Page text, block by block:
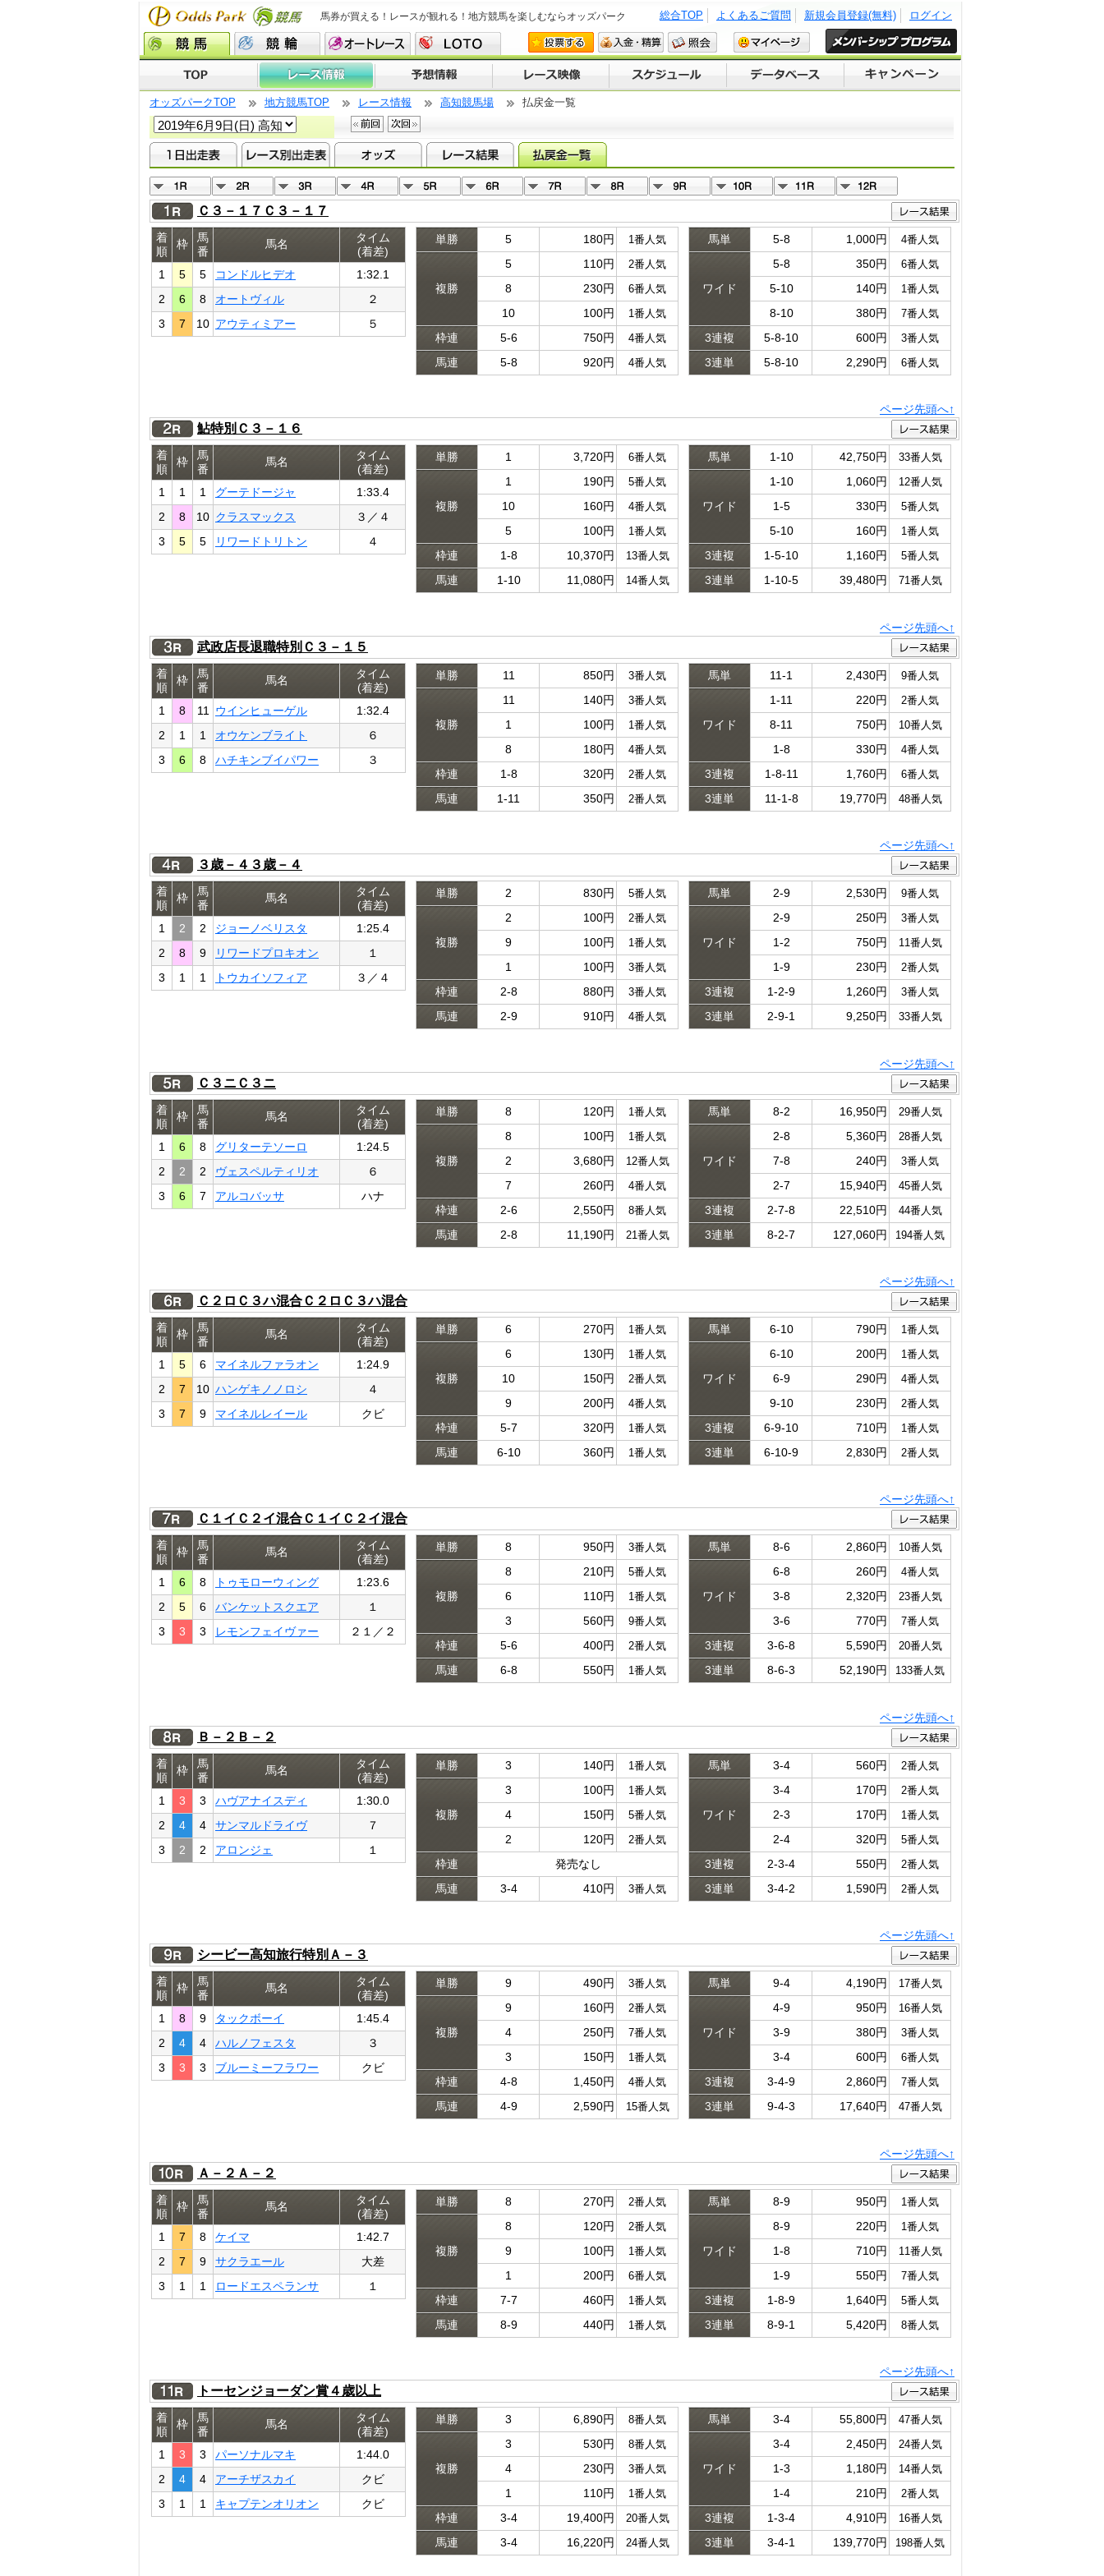
馬券が買える！レースが観れる！地方競馬を楽しむならオッズパーク ログイン
新規会員登録(無料)
よくあるご質問
総合TOP
オッズパークTOP 地方競馬TOP レース情報 高知競馬場 払戻金一覧
Ｃ３－１７Ｃ３－１７
着
順
枠
馬
番
馬名
タイム
(着差)
1
5 5 コンドルヒデオ
1:32.1
2
6 8 オートヴィル
２
3
7 10 アウティミアー ５
単勝 5 180円 1番人気
複勝
5 110円 2番人気
8 230円 6番人気
10 100円 1番人気
枠連 5-6 750円 4番人気
馬連 5-8 920円 4番人気
馬単 5-8 1,000円 4番人気
ワイド
5-8 350円 6番人気
5-10 140円 1番人気
8-10 380円 7番人気
3連複 5-8-10 600円 3番人気
3連単 5-8-10 2,290円 6番人気
ページ先頭へ↑
鮎特別Ｃ３－１６
着
順
枠
馬
番
馬名
タイム
(着差)
1
1 1 グーテドージャ
1:33.4
2
8 10 クラスマックス
３／４
3
5 5 リワードトリトン ４
単勝 1 3,720円 6番人気
複勝
1 190円 5番人気
10 160円 4番人気
5 100円 1番人気
枠連 1-8 10,370円 13番人気
馬連 1-10 11,080円 14番人気
馬単 1-10 42,750円 33番人気
ワイド
1-10 1,060円 12番人気
1-5 330円 5番人気
5-10 160円 1番人気
3連複 1-5-10 1,160円 5番人気
3連単 1-10-5 39,480円 71番人気
ページ先頭へ↑
武政店長退職特別Ｃ３－１５
着
順
枠
馬
番
馬名
タイム
(着差)
1
8 11 ウインヒューゲル
1:32.4
2
1 1 オウケンブライト
６
3
6 8 ハチキンブイパワー ３
単勝 11 850円 3番人気
複勝
11 140円 3番人気
1 100円 1番人気
8 180円 4番人気
枠連 1-8 320円 2番人気
馬連 1-11 350円 2番人気
馬単 11-1 2,430円 9番人気
ワイド
1-11 220円 2番人気
8-11 750円 10番人気
1-8 330円 4番人気
3連複 1-8-11 1,760円 6番人気
3連単 11-1-8 19,770円 48番人気
ページ先頭へ↑
３歳－４３歳－４
着
順
枠
馬
番
馬名
タイム
(着差)
1
2 2 ジョーノベリスタ
1:25.4
2
8 9 リワードプロキオン
１
3
1 1 トウカイソフィア ３／４
単勝 2 830円 5番人気
複勝
2 100円 2番人気
9 100円 1番人気
1 100円 3番人気
枠連 2-8 880円 3番人気
馬連 2-9 910円 4番人気
馬単 2-9 2,530円 9番人気
ワイド
2-9 250円 3番人気
1-2 750円 11番人気
1-9 230円 2番人気
3連複 1-2-9 1,260円 3番人気
3連単 2-9-1 9,250円 33番人気
ページ先頭へ↑
Ｃ３ニＣ３ニ
着
順
枠
馬
番
馬名
タイム
(着差)
1
6 8 グリターテソーロ
1:24.5
2
2 2 ヴェスペルティリオ
６
3
6 7 アルコバッサ ハナ
単勝 8 120円 1番人気
複勝
8 100円 1番人気
2 3,680円 12番人気
7 260円 4番人気
枠連 2-6 2,550円 8番人気
馬連 2-8 11,190円 21番人気
馬単 8-2 16,950円 29番人気
ワイド
2-8 5,360円 28番人気
7-8 240円 3番人気
2-7 15,940円 45番人気
3連複 2-7-8 22,510円 44番人気
3連単 8-2-7 127,060円 194番人気
ページ先頭へ↑
Ｃ２ロＣ３ハ混合Ｃ２ロＣ３ハ混合
着
順
枠
馬
番
馬名
タイム
(着差)
1
5 6 マイネルファラオン
1:24.9
2
7 10 ハンゲキノノロシ
４
3
7 9 マイネルレイール クビ
単勝 6 270円 1番人気
複勝
6 130円 1番人気
10 150円 2番人気
9 200円 4番人気
枠連 5-7 320円 1番人気
馬連 6-10 360円 1番人気
馬単 6-10 790円 1番人気
ワイド
6-10 200円 1番人気
6-9 290円 4番人気
9-10 230円 2番人気
3連複 6-9-10 710円 1番人気
3連単 6-10-9 2,830円 2番人気
ページ先頭へ↑
Ｃ１イＣ２イ混合Ｃ１イＣ２イ混合
着
順
枠
馬
番
馬名
タイム
(着差)
1
6 8 トゥモローウィング
1:23.6
2
5 6 バンケットスクエア
１
3
3 3 レモンフェイヴァー ２１／２
単勝 8 950円 3番人気
複勝
8 210円 5番人気
6 110円 1番人気
3 560円 9番人気
枠連 5-6 400円 2番人気
馬連 6-8 550円 1番人気
馬単 8-6 2,860円 10番人気
ワイド
6-8 260円 4番人気
3-8 2,320円 23番人気
3-6 770円 7番人気
3連複 3-6-8 5,590円 20番人気
3連単 8-6-3 52,190円 133番人気
ページ先頭へ↑
Ｂ－２Ｂ－２
着
順
枠
馬
番
馬名
タイム
(着差)
1
3 3 ハヴアナイスディ
1:30.0
2
4 4 サンマルドライヴ
７
3
2 2 アロンジェ １
単勝 3 140円 1番人気
複勝
3 100円 1番人気
4 150円 5番人気
2 120円 2番人気
枠連
発売なし
馬連
3-4 410円 3番人気
馬単 3-4 560円 2番人気
ワイド
3-4 170円 2番人気
2-3 170円 1番人気
2-4 320円 5番人気
3連複 2-3-4 550円 2番人気
3連単 3-4-2 1,590円 2番人気
ページ先頭へ↑
シービー高知旅行特別Ａ－３
着
順
枠
馬
番
馬名
タイム
(着差)
1
8 9 タックボーイ
1:45.4
2
4 4 ハルノフェスタ
３
3
3 3 ブルーミーフラワー クビ
単勝 9 490円 3番人気
複勝
9 160円 2番人気
4 250円 7番人気
3 150円 1番人気
枠連 4-8 1,450円 4番人気
馬連 4-9 2,590円 15番人気
馬単 9-4 4,190円 17番人気
ワイド
4-9 950円 16番人気
3-9 380円 3番人気
3-4 600円 6番人気
3連複 3-4-9 2,860円 7番人気
3連単 9-4-3 17,640円 47番人気
ページ先頭へ↑
Ａ－２Ａ－２
着
順
枠
馬
番
馬名
タイム
(着差)
1
7 8 ケイマ
1:42.7
2
7 9 サクラエール
大差
3
1 1 ロードエスペランサ １
単勝 8 270円 2番人気
複勝
8 120円 2番人気
9 100円 1番人気
1 200円 6番人気
枠連 7-7 460円 1番人気
馬連 8-9 440円 1番人気
馬単 8-9 950円 1番人気
ワイド
8-9 220円 1番人気
1-8 710円 11番人気
1-9 550円 7番人気
3連複 1-8-9 1,640円 5番人気
3連単 8-9-1 5,420円 8番人気
ページ先頭へ↑
トーセンジョーダン賞４歳以上
着
順
枠
馬
番
馬名
タイム
(着差)
1
3 3 パーソナルマキ
1:44.0
2
4 4 アーチザスカイ
クビ
3
1 1 キャプテンオリオン クビ
単勝 3 6,890円 8番人気
複勝
3 530円 8番人気
4 230円 3番人気
1 110円 1番人気
枠連 3-4 19,400円 20番人気
馬連 3-4 16,220円 24番人気
馬単 3-4 55,800円 47番人気
ワイド
3-4 2,450円 24番人気
1-3 1,180円 14番人気
1-4 210円 2番人気
3連複 1-3-4 4,910円 16番人気
3連単 3-4-1 139,770円 198番人気